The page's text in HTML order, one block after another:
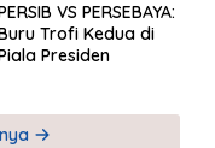
VS PERSEBAYA:
Trofi Kedua di
Presiden